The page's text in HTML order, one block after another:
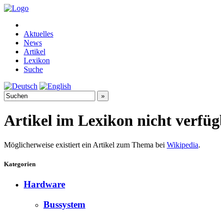
Aktuelles
News
Artikel
Lexikon
Suche
Artikel im Lexikon nicht
Möglicherweise existiert ein Artikel zum Thema bei Wikipedia.
Kategorien
Hardware
Bussystem